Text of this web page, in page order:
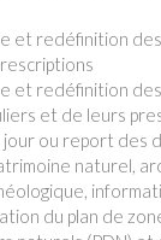
et redéfinition
et redéfinition
et de leurs
jour ou report des
naturel,
du plan de